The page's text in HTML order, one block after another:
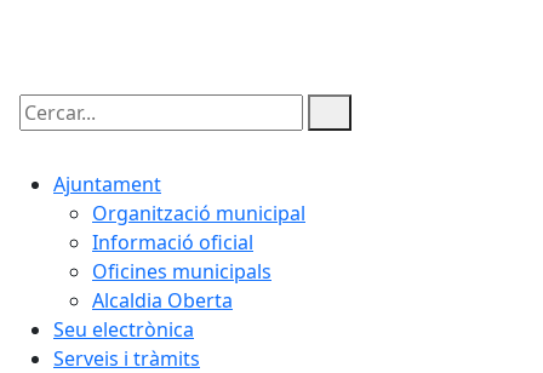
Cercar:
Ajuntament
Organització municipal
Informació oficial
Oficines municipals
Alcaldia Oberta
Seu electrònica
Serveis i tràmits